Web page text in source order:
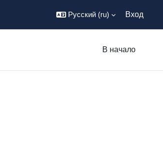
Русский ‎(ru)‎ Вход
В начало